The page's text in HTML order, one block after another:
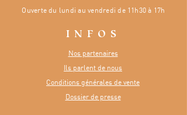
Ouvertedu lundi au vendredi de 11h30 à 17h
INFOS
Nos partenaires
Ils parlent de nous
Conditions générales de vente
Dossier de presse